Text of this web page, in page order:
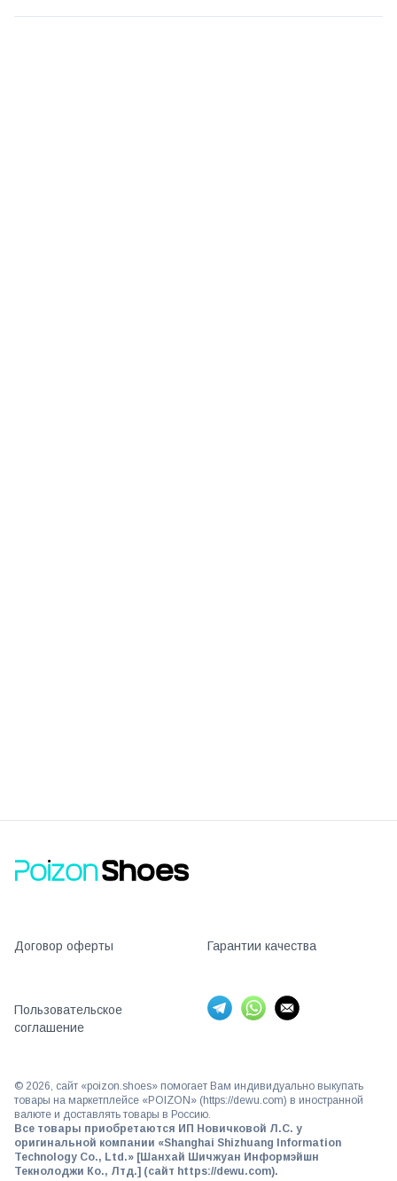
Договор оферты Гарантии качества
Пользовательское
соглашение
© 2026, сайт «poizon.shoes» помогает Вам индивидуально выкупать
товары на маркетплейсе «POIZON» (https://dewu.com) в иностранной
валюте и доставлять товары в Россию.
Все товары приобретаются ИП Новичковой Л.С. у
оригинальной компании «Shanghai Shizhuang Information
Technology Co., Ltd.» [Шанхай Шичжуан Информэйшн
Текнолоджи Ко., Лтд.] (сайт https://dewu.com).